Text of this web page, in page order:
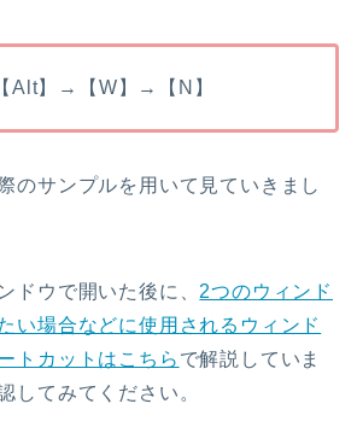
Alt】→【W】→【N】
のサンプルを用いて見ていきまし
ドウで開いた後に、 2つのウィンド
い場合などに使用されるウィンド
トカットはこちら で解説していま
してみてください。